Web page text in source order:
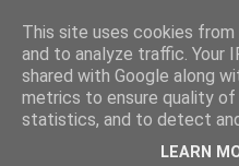
This site uses cookies
and to analyze traffic. Your
shared with Google along
metrics to ensure quality of
statistics, and to detect
LEARN